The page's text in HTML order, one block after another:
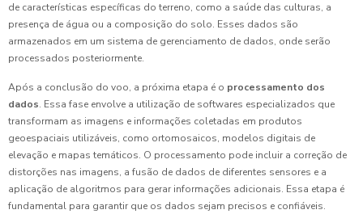
de características específicas do terreno, como a saúde das culturas, a
presença de água ou a composição do solo. Esses dados são
armazenados em um sistema de gerenciamento de dados, onde serão
processados posteriormente.
Após a conclusão do voo, a próxima etapa é o processamento dos
dados. Essa fase envolve a utilização de softwares especializados que
transformam as imagens e informações coletadas em produtos
geoespaciais utilizáveis, como ortomosaicos, modelos digitais de
elevação e mapas temáticos. O processamento pode incluir a correção de
distorções nas imagens, a fusão de dados de diferentes sensores e a
aplicação de algoritmos para gerar informações adicionais. Essa etapa é
fundamental para garantir que os dados sejam precisos e confiáveis.